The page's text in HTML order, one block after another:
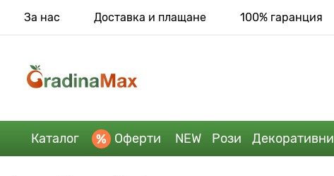
За нас Доставка и плащане 100% гаранция
Каталог Оферти NEW Рози Декоративни